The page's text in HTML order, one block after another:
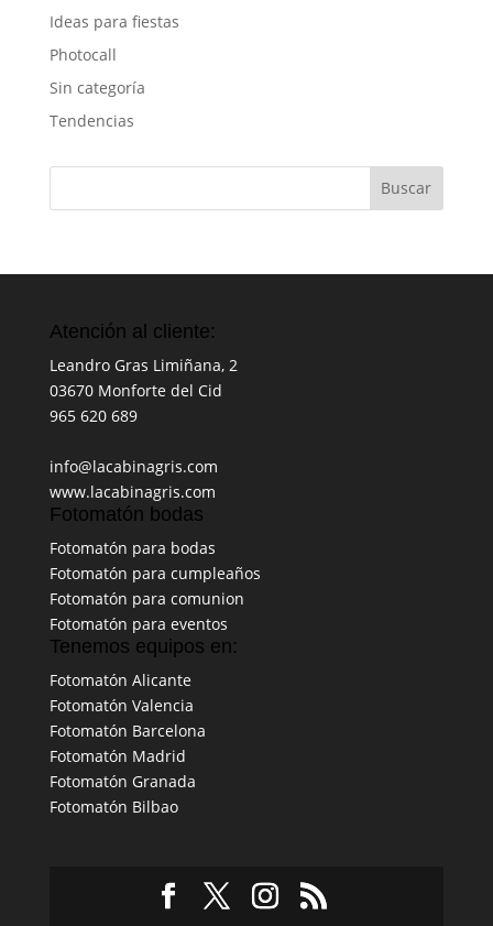
Ideas para fiestas
Photocall
Sin categoría
Tendencias
Atención al cliente:
Leandro Gras Limiñana, 2
03670 Monforte del Cid
965 620 689
info@lacabinagris.com
www.lacabinagris.com
Fotomatón bodas
Fotomatón para bodas
Fotomatón para cumpleaños
Fotomatón para comunion
Fotomatón para eventos
Tenemos equipos en:
Fotomatón Alicante
Fotomatón Valencia
Fotomatón Barcelona
Fotomatón Madrid
Fotomatón Granada
Fotomatón Bilbao